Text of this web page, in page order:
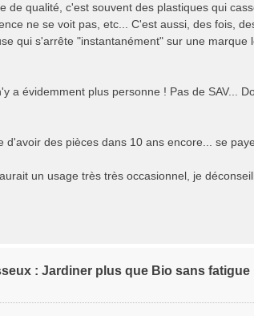
de qualité, c'est souvent des plastiques qui
ne se voit pas, etc... C'est aussi, des fois,
qui s'arrête "instantanément" sur une
a évidemment plus personne ! Pas de SAV...
d'avoir des pièces dans 10 ans encore... se
un usage très très occasionnel, je
: Jardiner plus que Bio sans fatigue